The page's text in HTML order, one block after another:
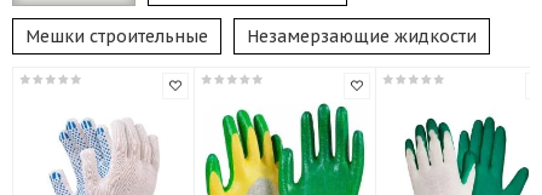
Мешки строительные Незамерзающие жидкости